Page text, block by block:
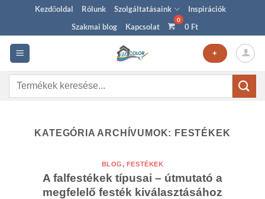
content
Kezdőoldal Rólunk Szolgáltatásaink
Inspirációk
Szakmai blog
Kapcsolat 0 Ft
+
Keresés
KATEGÓRIA ARCHÍVUMOK: FESTÉKEK
BLOG, FESTÉKEK
A falfestékek típusai – útmutató a
megfelelő festék kiválasztásához